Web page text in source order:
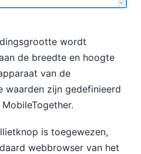
wordt
de breedte en hoogte
van de
waarden zijn gedefinieerd
is toegewezen,
webbrowser van het